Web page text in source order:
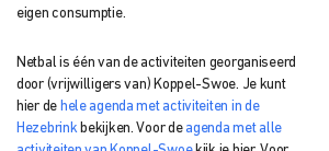
eigen consumptie.
Netbal is één van de activiteiten georganiseerd
door (vrijwilligers van) Koppel-Swoe. Je kunt
hier de hele agenda met activiteiten in de
Hezebrink bekijken. Voor de agenda met alle